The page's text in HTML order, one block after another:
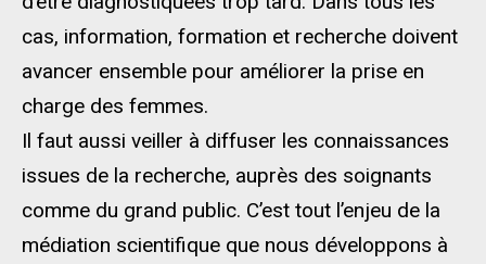
cas, information, formation et recherche doivent
avancer ensemble pour améliorer la prise en
charge des femmes.
Il faut aussi veiller à diffuser les connaissances
issues de la recherche, auprès des soignants
comme du grand public. C’est tout l’enjeu de la
médiation scientifique que nous développons à